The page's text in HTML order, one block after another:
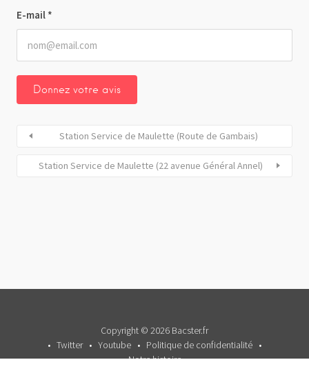
E-mail *
Station Service de Maulette (Route de Gambais)
Station Service de Maulette (22 avenue Général Annel)
Copyright © 2026 Bacster.fr
Twitter
Youtube
Politique de confidentialité
Notre histoire